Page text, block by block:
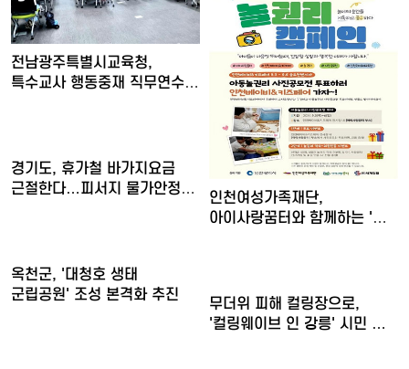
전남광주특별시교육청,
특수교사 행동중재 직무연수
인천여성가족재단,
아이사랑꿈터와 함께하는 '놀
경기도, 휴가철 바가지요금
근절한다…피서지 물가안정
옥천군, '대청호 생태
군립공원' 조성 본격화 추진
무더위 피해 컬링장으로,
'컬링웨이브 인 강릉' 시민 …